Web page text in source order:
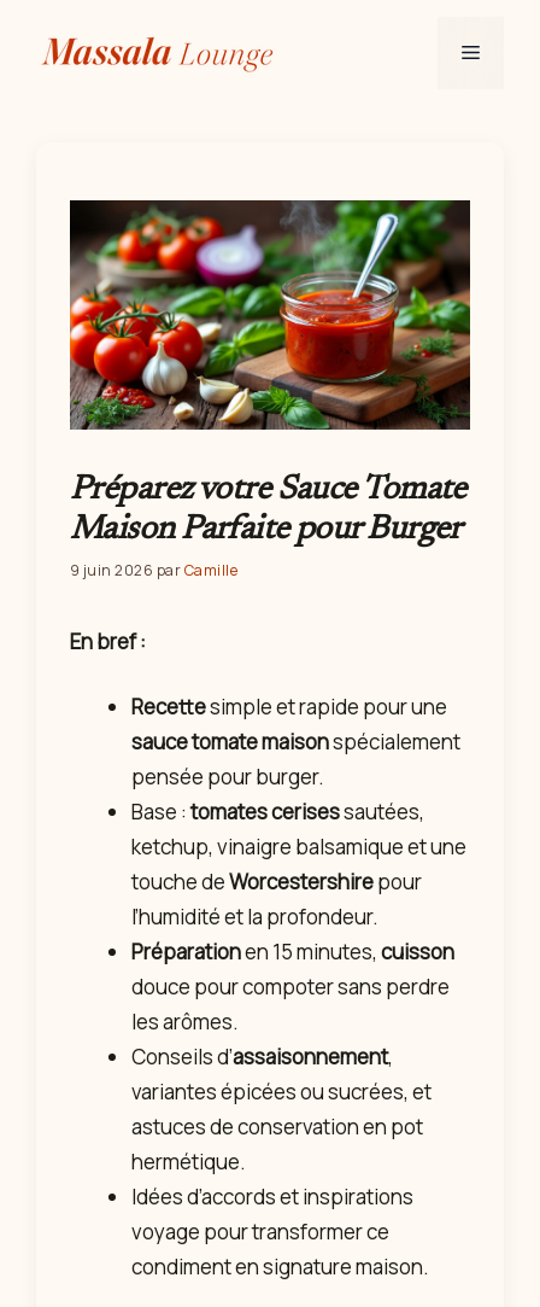
contenu
Menu
Préparez votre Sauce Tomate
Maison Parfaite pour Burger
9 juin 2026 parCamille
En bref :
Recettesimple et rapide pour une
sauce tomate maisonspécialement
pensée pour burger.
Base :tomates cerisessautées,
ketchup, vinaigre balsamique et une
touche deWorcestershirepour
l’humidité et la profondeur.
Préparationen 15 minutes, cuisson
douce pour compoter sans perdre
les arômes.
Conseils d’assaisonnement,
variantes épicées ou sucrées, et
astuces de conservation en pot
hermétique.
Idées d’accords et inspirations
voyage pour transformer ce
condiment en signature maison.